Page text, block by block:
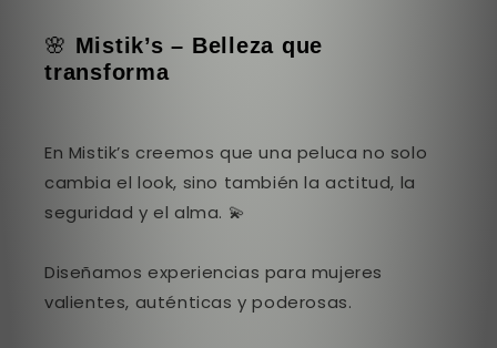
🌸 Mistik’s – Belleza que
transforma
En Mistik’s creemos que una peluca no solo
cambia el look, sino también la actitud, la
seguridad y el alma. 💫
Diseñamos experiencias para mujeres
valientes, auténticas y poderosas.